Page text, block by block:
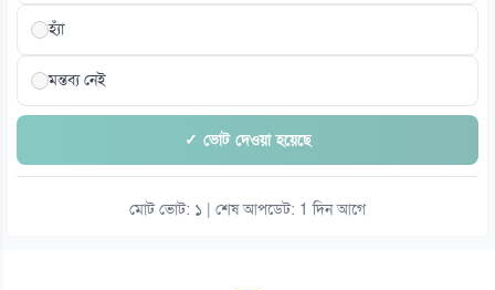
হ্যাঁ
মন্তব্য নেই
✓ ভোট দেওয়া হয়েছে
মোট ভোট: ১ | শেষ আপডেট: 1 দিন আগে